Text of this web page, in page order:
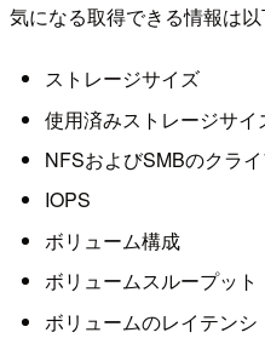
気になる取得できる情報は以
ストレージサイズ
使用済みストレージサイ
NFSおよびSMBのクラ
IOPS
ボリューム構成
ボリュームスループット
ボリュームのレイテンシ